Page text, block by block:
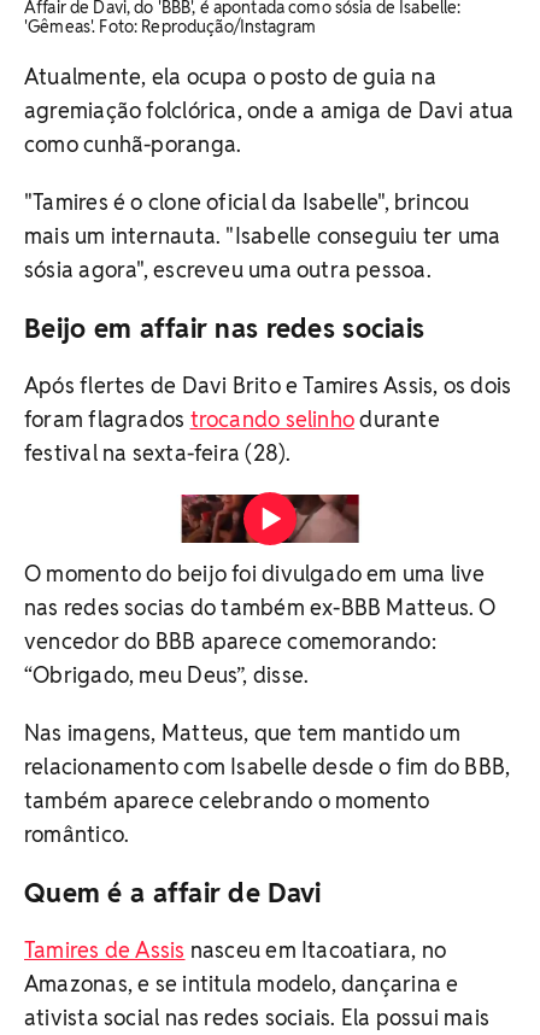
Affair de Davi, do 'BBB', é apontada como sósia de Isabelle:
'Gêmeas'. Foto: Reprodução/Instagram
Atualmente, ela ocupa o posto de guia na
agremiação folclórica, onde a amiga de Davi atua
como cunhã-poranga.
"Tamires é o clone oficial da Isabelle", brincou
mais um internauta. "Isabelle conseguiu ter uma
sósia agora", escreveu uma outra pessoa.
Beijo em affair nas redes sociais
Após flertes de Davi Brito e Tamires Assis, os dois
foram flagrados trocando selinhodurante
festival na sexta-feira (28).
Affair de Davi, do 'BBB', é apontada como sósia de
Isabelle: 'Gêmeas' Vídeo: Reprodução/Redes Sociais
O momento do beijo foi divulgado em uma live
nas redes socias do também ex-BBB Matteus. O
vencedor do BBB aparece comemorando:
“Obrigado, meu Deus”, disse.
Nas imagens, Matteus, que tem mantido um
relacionamento com Isabelle desde o fim do BBB,
também aparece celebrando o momento
romântico.
Quem é a affair de Davi
Tamires de Assis nasceu em Itacoatiara, no
Amazonas, e se intitula modelo, dançarina e
ativista social nas redes sociais. Ela possui mais